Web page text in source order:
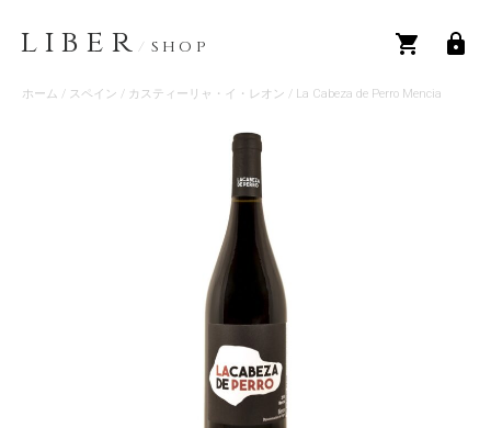
LIBER / SHOP
ホーム / スペイン / カスティーリャ・イ・レオン / La Cabeza de Perro Mencia